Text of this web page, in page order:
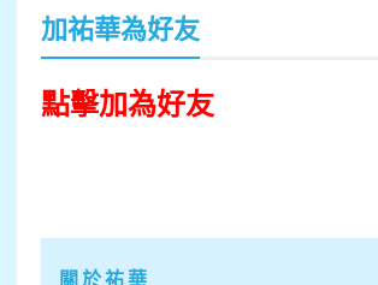
加祐華為好友
點擊加為好友
關於祐華